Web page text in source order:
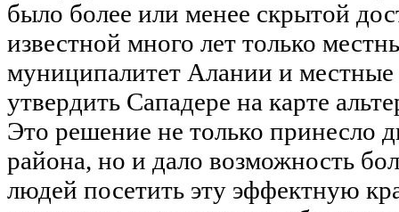
было более или менее скрытой
известной много лет только
муниципалитет Алании и
утвердить Сападере на карте
Это решение не только принесло
района, но и дало возможность
людей посетить эту эффектную